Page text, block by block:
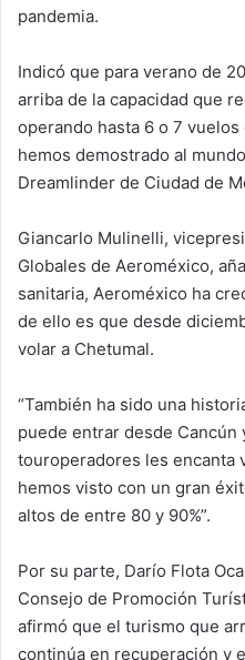
pandemia.
Indicó que para verano de
arriba de la capacidad que
operando hasta 6 o 7
hemos demostrado al
Dreamlinder de Ciudad de
Giancarlo Mulinelli,
Globales de Aeroméxico,
sanitaria, Aeroméxico ha
de ello es que desde
volar a Chetumal.
“También ha sido una
puede entrar desde Cancún
touroperadores les encanta
hemos visto con un gran
altos de entre 80 y 90%”.
Por su parte, Darío Flota
Consejo de Promoción
afirmó que el turismo que
continúa en recuperación y